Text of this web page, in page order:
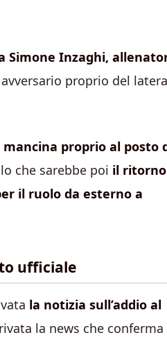
Simone Inzaghi,
proprio del
proprio al posto
che sarebbe poi il
il ruolo da esterno a
ufficiale
la notizia sull’addio al
la news che conferma